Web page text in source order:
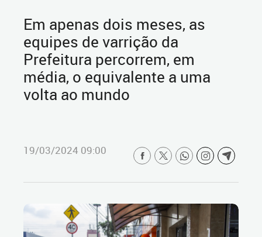
Em apenas dois meses, as
equipes de varrição da
Prefeitura percorrem, em
média, o equivalente a uma
volta ao mundo
19/03/2024 09:00